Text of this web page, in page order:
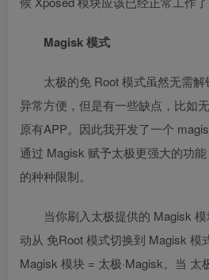
Magisk 模式
太极的免 Root 模式虽然无需
异常方便，但是有一些缺点，比如
原有APP。因此我开发了一个
通过 Magisk 赋予太极更强大的功
的种种限制。
当你刷入太极提供的 Magisk
动从 免Root 模式切换到 Magisk 模
Magisk 模块 = 太极·Magisk。当 太